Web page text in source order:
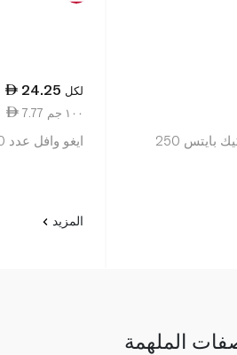
كريبان ميني بان كيك بايتس 250
24.25 لكل
7.77 ١٠٠ جم
ايغو وافل عدد 10
المزيد
الملهمة